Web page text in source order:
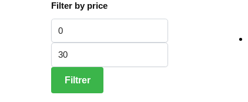
Filter by price
Prix min
Prix max
Filtrer